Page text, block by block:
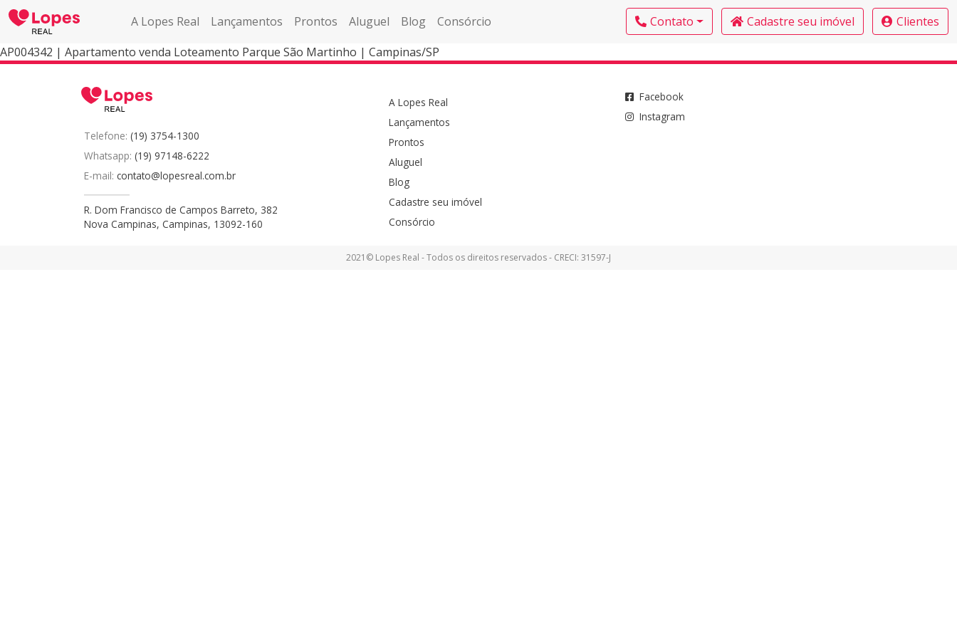
A Lopes Real Lançamentos Prontos Aluguel Blog Consórcio Contato Cadastre seu imóvel
Clientes
AP004342 | Apartamento venda Loteamento Parque São Martinho | Campinas/SP
Telefone: (19) 3754-1300
Whatsapp: (19) 97148-6222
E-mail: contato@lopesreal.com.br
R. Dom Francisco de Campos Barreto, 382
Nova Campinas, Campinas, 13092-160
A Lopes Real
Lançamentos
Prontos
Aluguel
Blog
Cadastre seu imóvel
Consórcio
Facebook
Instagram
2021© Lopes Real - Todos os direitos reservados - CRECI: 31597-J